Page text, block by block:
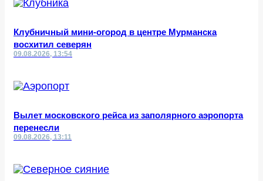
Клубничный мини-огород в центре Мурманска
восхитил северян
09.08.2026, 13:54
Вылет московского рейса из заполярного аэропорта
перенесли
09.08.2026, 13:11